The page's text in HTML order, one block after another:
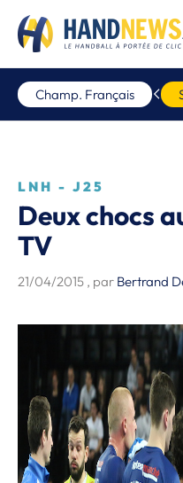
Champ. Français
LNH - J25
Deux chocs
TV
21/04/2015 , par Bertrand